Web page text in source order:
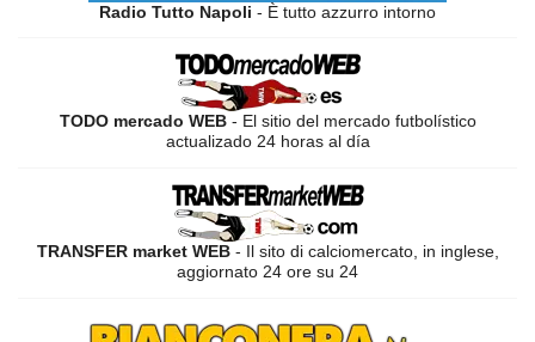
Radio Tutto Napoli - È tutto azzurro intorno
TODO mercado WEB- El sitio del mercado futbolístico
actualizado 24 horas al día
TRANSFER market WEB- Il sito di calciomercato, in inglese,
aggiornato 24 ore su 24